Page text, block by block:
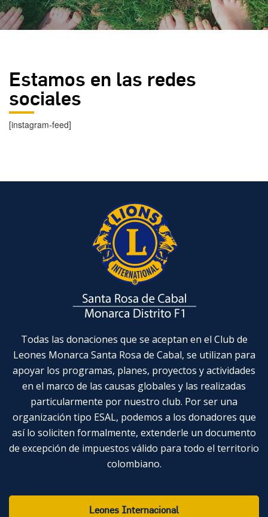
Estamos en las redes
sociales
[instagram-feed]
Todas las donaciones que se aceptan en el Club de
Leones Monarca Santa Rosa de Cabal, se utilizan para
apoyar los programas, planes, proyectos y actividades
en el marco de las causas globales y las realizadas
particularmente por nuestro club. Por ser una
organización tipo ESAL, podemos a los donadores que
así lo soliciten formalmente, extenderle un documento
de excepción de impuestos válido para todo el territorio
colombiano.
Leones Internacional